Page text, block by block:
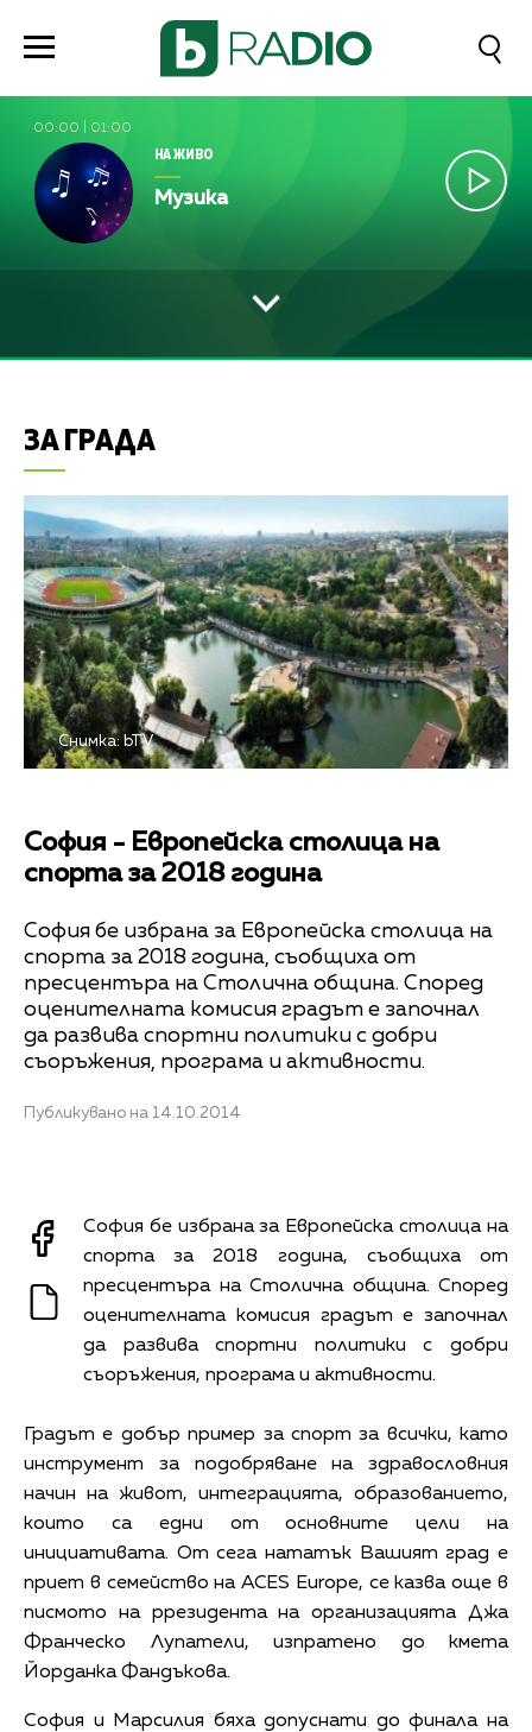
00:00 01:00
НА ЖИВО
Музика
ЗА ГРАДА
Снимка: bTV
София - Европейска столица на
спорта за 2018 година
София бе избрана за Европейска столица на
спорта за 2018 година, съобщиха от
пресцентъра на Столична община. Според
оценителната комисия градът е започнал
да развива спортни политики с добри
съоръжения, програма и активности.
Публикувано на 14.10.2014
София бе избрана за Европейска столица на
спорта за 2018 година, съобщиха от
пресцентъра на Столична община. Според
оценителната комисия градът е започнал
да развива спортни политики с добри
съоръжения, програма и активности.
Градът е добър пример за спорт за всички, като
инструмент за подобряване на здравословния
начин на живот, интеграцията, образованието,
които са едни от основните цели на
инициативата. От сега нататък Вашият град е
приет в семейство на ACES Europe, се казва още в
писмото на pрезидента на организацията Джа
Франческо Лупатели, изпратено до кмета
Йорданка Фандъкова.
София и Марсилия бяха допуснати до финала на